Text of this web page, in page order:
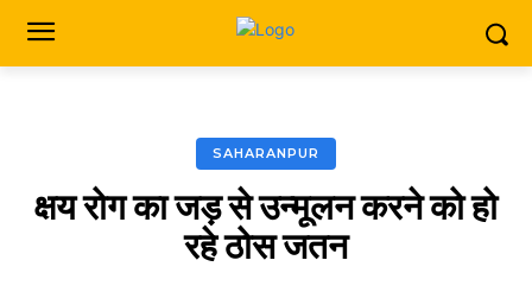
SAHARANPUR
क्षय रोग का जड़ से उन्मूलन करने को हो
रहे ठोस जतन